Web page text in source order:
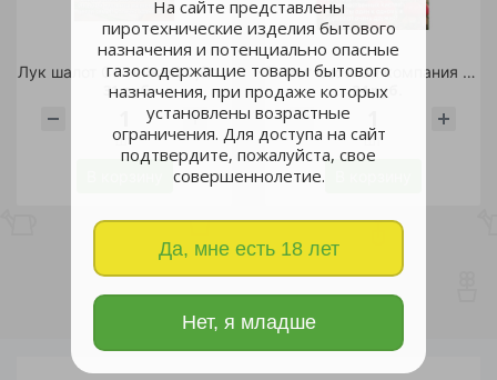
На сайте представлены
пиротехнические изделия бытового
назначения и потенциально опасные
газосодержащие товары бытового
назначения, при продаже которых
установлены возрастные
ограничения. Для доступа на сайт
подтвердите, пожалуйста, свое
совершеннолетие.
Да, мне есть 18 лет
Нет, я младше
Лук шалот Семейный 0,2гр /10
31 руб.
шт
Томат Веселая компания F1 20шт/10
24 руб.
шт